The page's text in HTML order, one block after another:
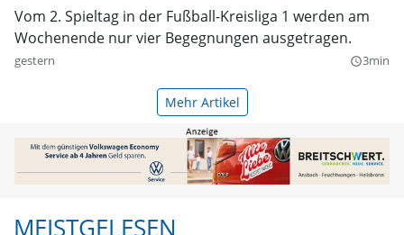
Vom 2. Spieltag in der Fußball-Kreisliga 1 werden am
Wochenende nur vier Begegnungen ausgetragen.
gestern query_builder3min
Mehr Artikel
MEISTGELESEN